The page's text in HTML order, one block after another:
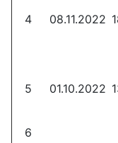
4 08.11.2022
5 01.10.2022
6